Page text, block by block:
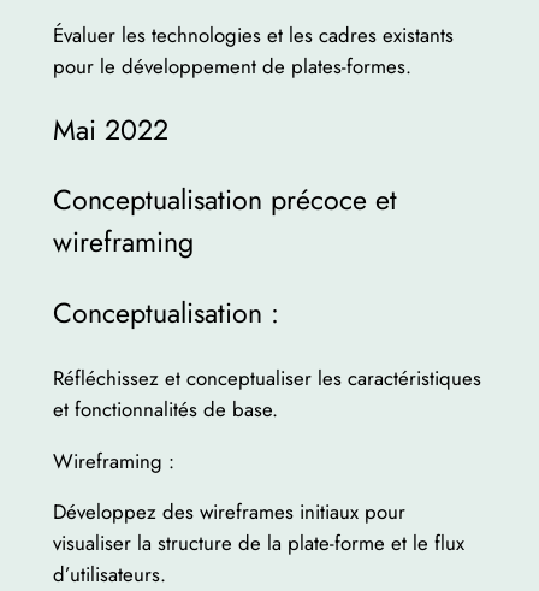
Évaluer les technologies et les cadres existants
pour le développement de plates-formes.
Mai 2022
Conceptualisation précoce et
wireframing
Conceptualisation :
Réfléchissez et conceptualiser les caractéristiques
et fonctionnalités de base.
Wireframing :
Développez des wireframes initiaux pour
visualiser la structure de la plate-forme et le flux
d’utilisateurs.